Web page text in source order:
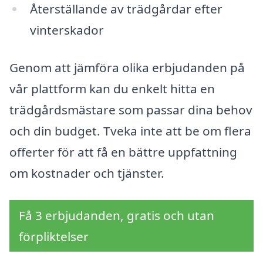
Återställande av trädgårdar efter
vinterskador
Genom att jämföra olika erbjudanden på
vår plattform kan du enkelt hitta en
trädgårdsmästare som passar dina behov
och din budget. Tveka inte att be om flera
offerter för att få en bättre uppfattning
om kostnader och tjänster.
Få 3 erbjudanden, gratis och utan
förpliktelser